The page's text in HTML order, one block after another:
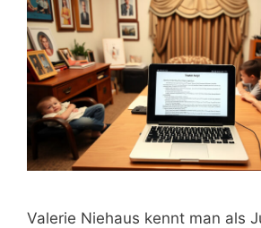
Valerie Niehaus kennt man als